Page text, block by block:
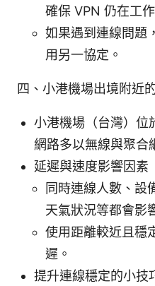
確保 VPN 仍在工
如果遇到連線問題
用另一協定。
四、小港機場出境附近
小港機場（台灣）位
網路多以無線與聚合
延遲與速度影響因素
同時連線人數、設
天氣狀況等都會影
使用距離較近且穩
遲。
提升連線穩定的小技